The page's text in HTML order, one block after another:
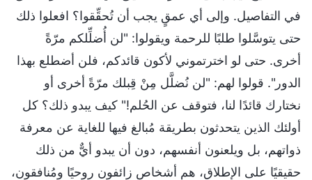
في التفاصيل. وإلى أي عمقٍ يجب أن تُحقِّقوا؟ افعلوا ذلك
حتى يتوسَّلوا طلبًا للرحمة ويقولوا: "لن أُضلِّلكم مرّةً
أخرى. حتى لو اخترتموني لأكون قائدكم، فلن أضطلع بهذا
الدور". قولوا لهم: "لن نُضلَّل مِنْ قِبلك مرّةً أخرى أو
نختارك قائدًا لنا، فتوقف عن الحُلم!" كيف يبدو ذلك؟ كل
أولئك الذين يتحدثون بطريقة مُبالغ فيها للغاية عن معرفة
ذواتهم، بل ويلعنون أنفسهم، دون أن يبدو أيٌّ من ذلك
حقيقيًا على الإطلاق، هم أشخاص زائفون روحيًا ومُنافقون،